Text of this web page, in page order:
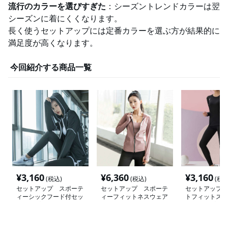
流行のカラーを選びすぎた ：シーズントレンドカラーは翌
シーズンに着にくくなります。
長く使うセットアップには定番カラーを選ぶ方が結果的に
満足度が高くなります。
今回紹介する商品一覧
¥3,160(税込)
セットアップ スポーテ
ィーシックフード付セッ
¥6,360(税込)
セットアップ スポーテ
ィーフィットネスウェア
¥3,160(税
セットアップ
トフィットス